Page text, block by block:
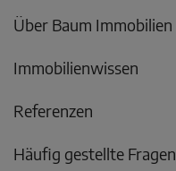
Über Baum Immobilien
Immobilienwissen
Referenzen
Häufig gestellte Fragen